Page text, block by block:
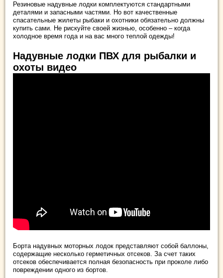
Резиновые надувные лодки комплектуются стандартными
деталями и запасными частями. Но вот качественные
спасательные жилеты рыбаки и охотники обязательно должны
купить сами. Не рискуйте своей жизнью, особенно – когда
холодное время года и на вас много теплой одежды!
Надувные лодки ПВХ для рыбалки и
охоты видео
Борта надувных моторных лодок представляют собой баллоны,
содержащие несколько герметичных отсеков. За счет таких
отсеков обеспечивается полная безопасность при проколе либо
повреждении одного из бортов.